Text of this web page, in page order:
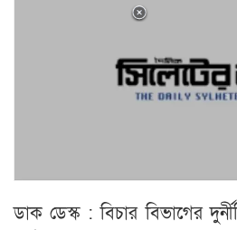
ডাক ডেস্ক : বিচার বিভাগের